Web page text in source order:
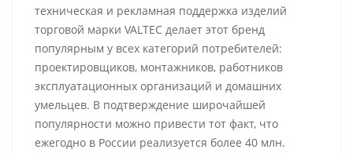
техническая и рекламная поддержка изделий
торговой марки VALTEC делает этот бренд
популярным у всех категорий потребителей:
проектировщиков, монтажников, работников
эксплуатационных организаций и домашних
умельцев. В подтверждение широчайшей
популярности можно привести тот факт, что
ежегодно в России реализуется более 40 млн.